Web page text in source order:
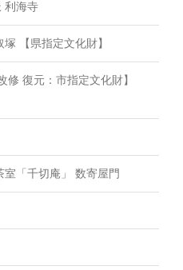
利海寺
【県指定文化財】
修 復元：市指定文化財】
「千切庵」 数寄屋門